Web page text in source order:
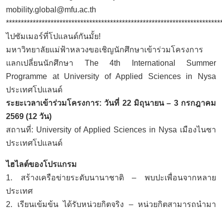
mobility.global@mfu.ac.th
ไปซัมเมอร์ที่โปแลนด์กันมั้ย!
มหาวิทยาลัยแม่ฟ้าหลวงขอเชิญนักศึกษาเข้าร่วมโครงการ
แลกเปลี่ยนนักศึกษา The 4th International Summer
Programme at University of Applied Sciences in Nysa
ประเทศโปแลนด์
ระยะเวลาเข้าร่วมโครงการ: วันที่ 22 มิถุนายน – 3 กรกฎาคม
2569 (12 วัน)
สถานที่: University of Applied Sciences in Nysa เมืองไนซา
ประเทศโปแลนด์
ไฮไลต์ของโปรแกรม
1. สร้างเครือข่ายระดับนานาชาติ – พบปะเพื่อนจากหลาย
ประเทศ
2. เรียนเข้มข้น ได้รับหน่วยกิตจริง – หน่วยกิตสามารถนำมา